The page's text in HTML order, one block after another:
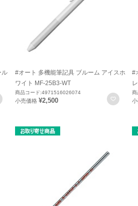
ル
お気に入りに登録
#オート 多機能筆記具 ブルーム アイスホ
ワイト MF-25B3-WT
商品コード:4971516026074
小売価格 ¥2,500 お気
#
商